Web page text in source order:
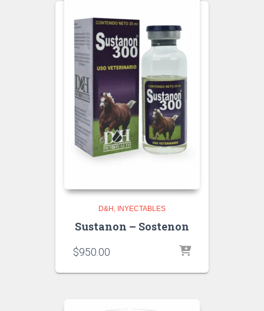
D&H INYECTABLES
Sustanon – Sostenon
$950.00